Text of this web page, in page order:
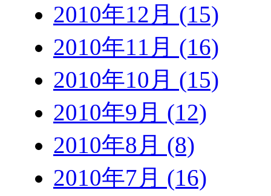
2010年12月 (15)
2010年11月 (16)
2010年10月 (15)
2010年9月 (12)
2010年8月 (8)
2010年7月 (16)